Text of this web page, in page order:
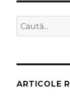
Caută
după:
ARTICOLE